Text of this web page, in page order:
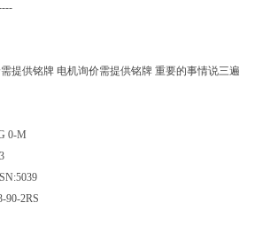
提供铭牌 电机询价需提供铭牌 重要的事情说三遍
0-M
90-2RS